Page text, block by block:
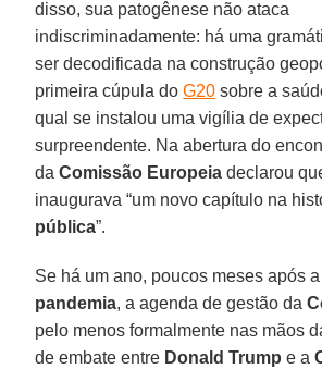
disso, sua patogênese não ataca
indiscriminadamente: há uma
ser decodificada na construção
primeira cúpula doG20 sobre a
qual se instalou uma vigília de
surpreendente. Na abertura do
daComissão Europeia declarou
inaugurava “um novo capítulo na
pública”.
Se há um ano, poucos meses após
pandemia, a agenda de gestão da
pelo menos formalmente nas mãos
de embate entre Donald Trump e a